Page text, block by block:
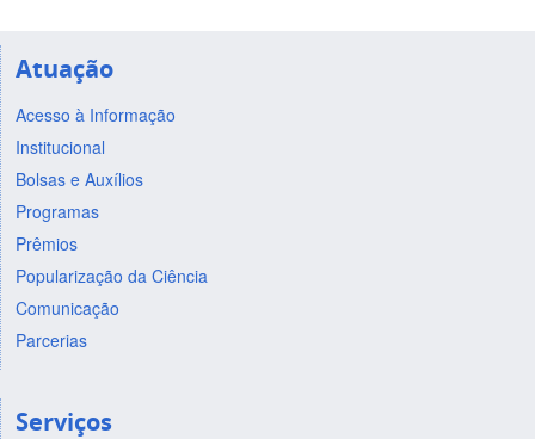
Atuação
Acesso à Informação
Institucional
Bolsas e Auxílios
Programas
Prêmios
Popularização da Ciência
Comunicação
Parcerias
Serviços